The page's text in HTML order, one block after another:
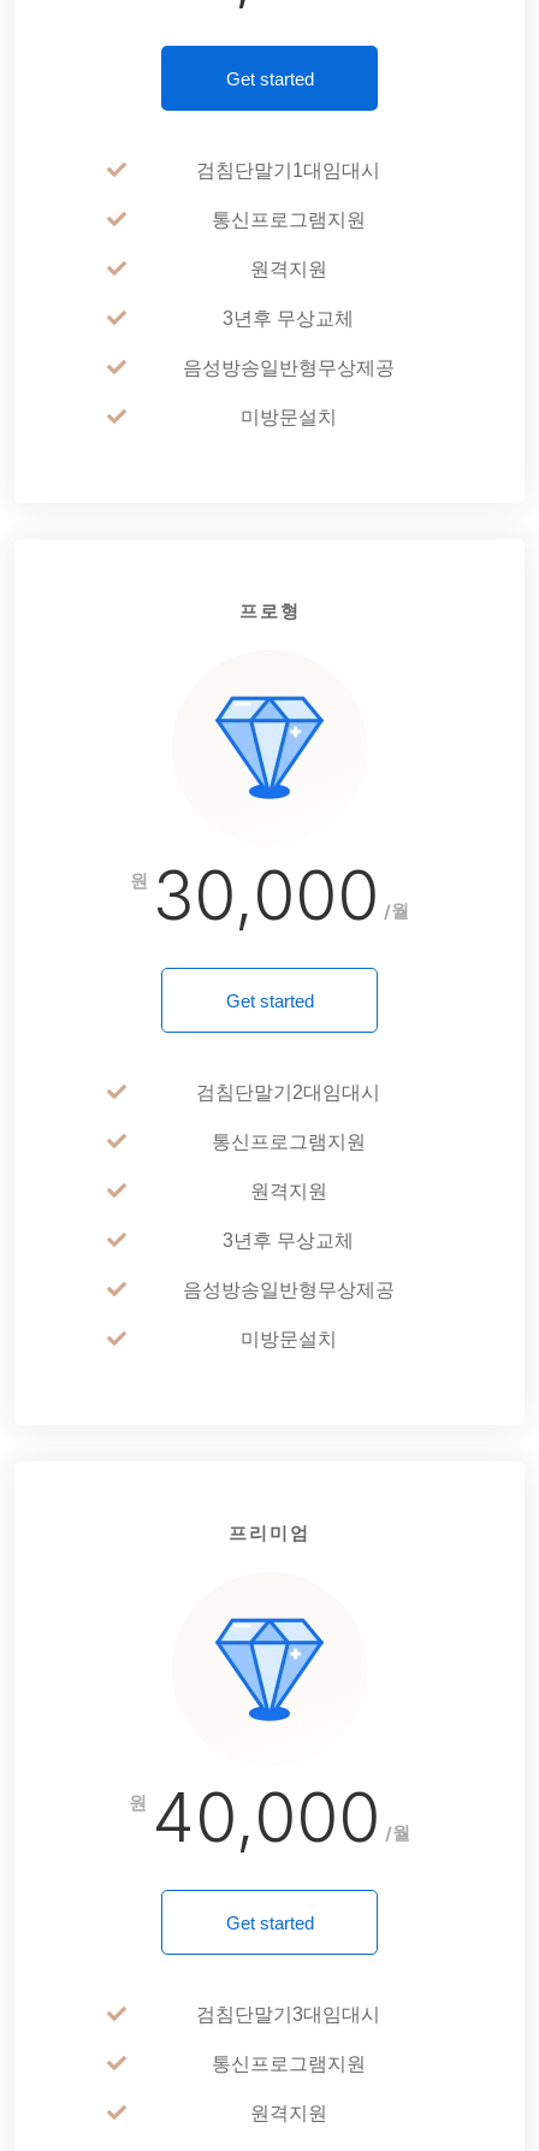
Get started
검침단말기1대임대시
통신프로그램지원
원격지원
3년후 무상교체
음성방송일반형무상제공
미방문설치
프로형
원 30,000 /월
Get started
검침단말기2대임대시
통신프로그램지원
원격지원
3년후 무상교체
음성방송일반형무상제공
미방문설치
프리미엄
원 40,000 /월
Get started
검침단말기3대임대시
통신프로그램지원
원격지원